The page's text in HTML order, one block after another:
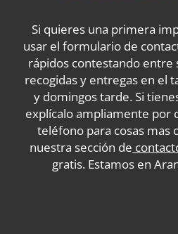
Si quieres una primera
usar el formulario de
rápidos contestando entre
recogidas y entregas en el
y domingos tarde. Si
explícalo ampliamente por
teléfono para cosas mas
nuestra sección de
gratis. Estamos en